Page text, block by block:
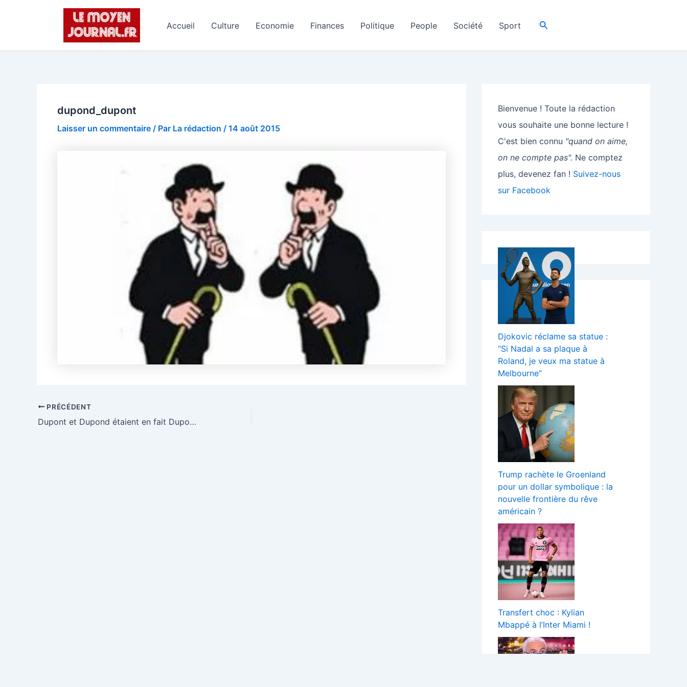
Accueil Culture Economie Finances Politique People Société Sport Rechercher
dupond_dupont
Laisser un commentaire / Par La rédaction / 14 août 2015
PRÉCÉDENT
Dupont et Dupond étaient en fait Dupond et Dupont
Bienvenue ! Toute la rédaction
vous souhaite une bonne lecture !
C'est bien connu "quand on aime,
on ne compte pas". Ne comptez
plus, devenez fan ! Suivez-nous
sur Facebook
Djokovic réclame sa statue :
“Si Nadal a sa plaque à
Roland, je veux ma statue à
Melbourne”
Trump rachète le Groenland
pour un dollar symbolique : la
nouvelle frontière du rêve
américain ?
Transfert choc : Kylian
Mbappé à l’Inter Miami !